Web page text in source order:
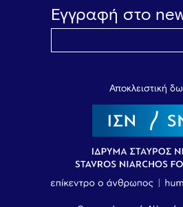
Εγγραφή στο
Αποκλειστική